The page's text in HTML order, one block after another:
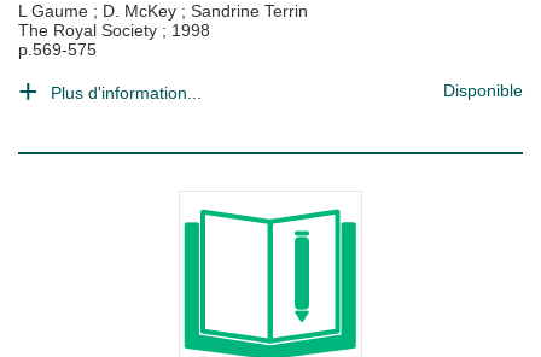
L Gaume ; D. McKey ; Sandrine Terrin
The Royal Society ; 1998
p.569-575
Plus d'information... Disponible